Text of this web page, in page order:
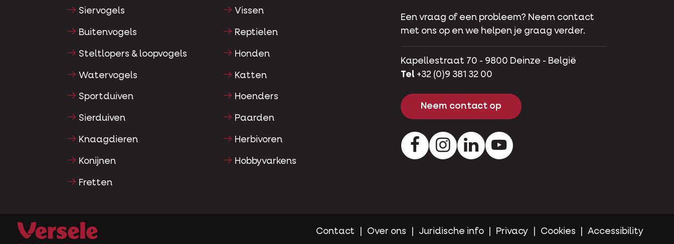
Siervogels
Buitenvogels
Steltlopers & loopvogels
Watervogels
Sportduiven
Sierduiven
Knaagdieren
Konijnen
Fretten
Vissen
Reptielen
Honden
Katten
Hoenders
Paarden
Herbivoren
Hobbyvarkens
Een vraag of een probleem? Neem contact
met ons op en we helpen je graag verder.
Kapellestraat 70 - 9800 Deinze - België
Tel +32 (0)9 381 32 00
Neem contact op
FacebookInstagramLinkedInYoutube
Contact Over ons Juridische info Privacy Cookies Accessibility